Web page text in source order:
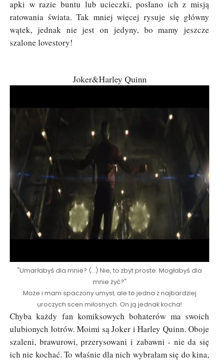
apki w razie buntu lub ucieczki, posłano ich z misją
ratowania świata. Tak mniej więcej rysuje się główny
wątek, jednak nie jest on jedyny, bo mamy jeszcze
szalone lovestory!
Joker&Harley Quinn
"Umarłabyś dla mnie? (...) Nie, to zbyt proste. Mogłabyś dla
mnie żyć?"
Może i mam spaczony umysł, ale to jedna z najbardziej
uroczych scen miłosnych. On ją jednak kocha!
Chyba każdy fan komiksowych bohaterów ma swoich
ulubionych łotrów. Moimi są Joker i Harley Quinn. Oboje
szaleni, brawurowi, przerysowani i zabawni - nie da się
ich nie kochać. To właśnie dla nich wybrałam się do kina,